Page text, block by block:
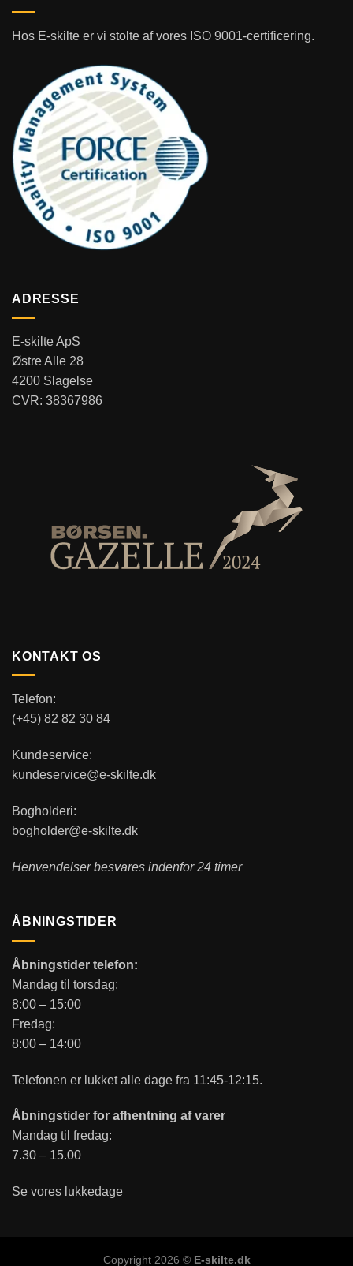
Hos E-skilte er vi stolte af vores ISO 9001-certificering.
ADRESSE
E-skilte ApS
Østre Alle 28
4200 Slagelse
CVR: 38367986
KONTAKT OS
Telefon:
(+45) 82 82 30 84
Kundeservice:
kundeservice@e-skilte.dk
Bogholderi:
bogholder@e-skilte.dk
Henvendelser besvares indenfor 24 timer
ÅBNINGSTIDER
Åbningstider telefon:
Mandag til torsdag:
8:00 – 15:00
Fredag:
8:00 – 14:00
Telefonen er lukket alle dage fra 11:45-12:15.
Åbningstider for afhentning af varer
Mandag til fredag:
7.30 – 15.00
Se vores lukkedage
Copyright 2026 © E-skilte.dk